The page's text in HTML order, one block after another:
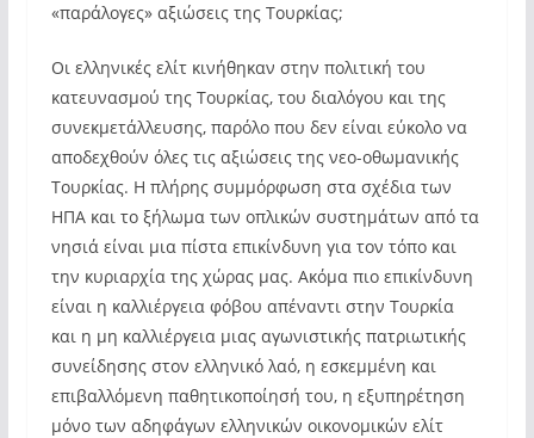
«παράλογες» αξιώσεις της Τουρκίας;
Οι ελληνικές ελίτ κινήθηκαν στην πολιτική του
κατευνασμού της Τουρκίας, του διαλόγου και της
συνεκμετάλλευσης, παρόλο που δεν είναι εύκολο να
αποδεχθούν όλες τις αξιώσεις της νεο-οθωμανικής
Τουρκίας. Η πλήρης συμμόρφωση στα σχέδια των
ΗΠΑ και το ξήλωμα των οπλικών συστημάτων από τα
νησιά είναι μια πίστα επικίνδυνη για τον τόπο και
την κυριαρχία της χώρας μας. Ακόμα πιο επικίνδυνη
είναι η καλλιέργεια φόβου απέναντι στην Τουρκία
και η μη καλλιέργεια μιας αγωνιστικής πατριωτικής
συνείδησης στον ελληνικό λαό, η εσκεμμένη και
επιβαλλόμενη παθητικοποίησή του, η εξυπηρέτηση
μόνο των αδηφάγων ελληνικών οικονομικών ελίτ